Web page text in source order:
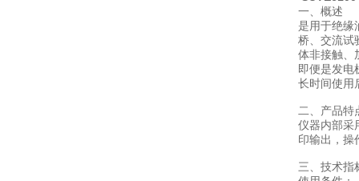
一、概述
是用于绝缘
桥、交流试
体非接触、
即便是发电
长时间使用
二、产品特
仪器内部采
印输出，操
三、技术指